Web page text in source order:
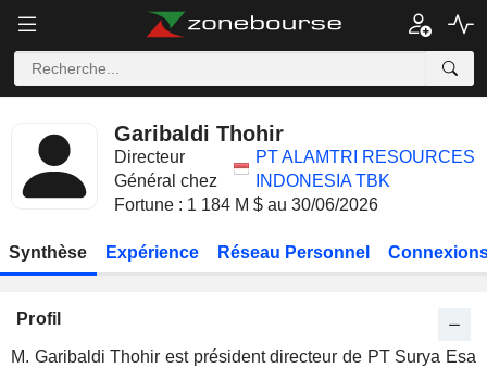
Garibaldi Thohir
Directeur
Général chez
PT ALAMTRI RESOURCES
INDONESIA TBK
Fortune : 1 184 M $ au 30/06/2026
Synthèse Expérience Réseau Personnel
Profil
M. Garibaldi Thohir est président directeur de PT Surya Esa